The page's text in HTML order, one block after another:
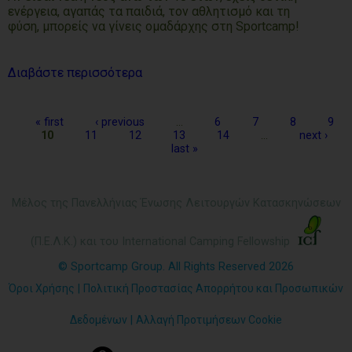
ενέργεια, αγαπάς τα παιδιά, τον αθλητισμό και τη
φύση, μπορείς να γίνεις ομαδάρχης στη Sportcamp!
Διαβάστε περισσότερα
« first ‹ previous … 6 7 8
9
10
11 12 13 14 …
next ›
last »
© Sportcamp Group. All Rights Reserved 2026
Όροι Χρήσης Πολιτική Προστασίας Απορρήτου και Προσωπικών
Δεδομένων Αλλαγή Προτιμήσεων Cookie